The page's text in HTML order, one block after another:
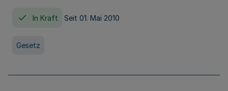
In Kraft Seit 01. Mai 2010
Gesetz